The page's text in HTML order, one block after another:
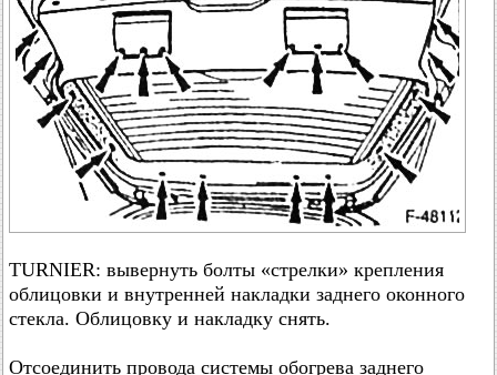
TURNIER: вывернуть болты «стрелки» крепления
облицовки и внутренней накладки заднего оконного
стекла. Облицовку и накладку снять.
Отсоединить провода системы обогрева заднего